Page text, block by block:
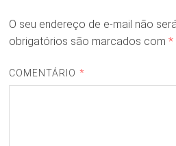
O seu endereço de e-mail não
obrigatórios são marcados com *
COMENTÁRIO *